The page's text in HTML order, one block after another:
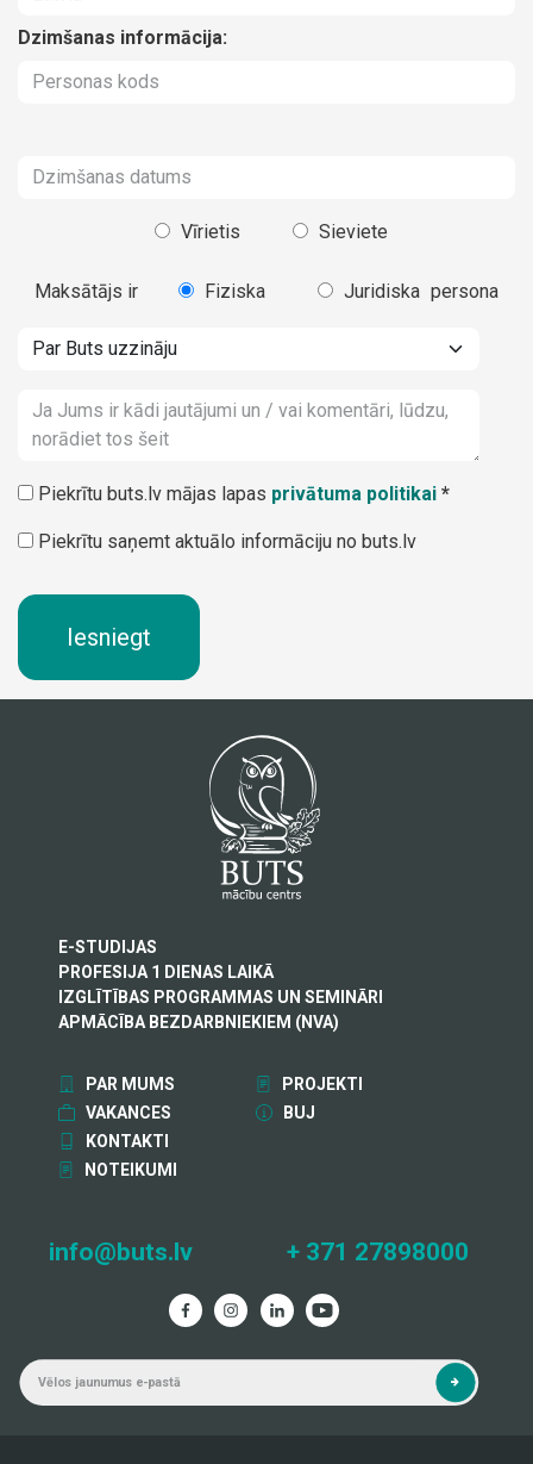
Dzimšanas informācija:
Vīrietis Sieviete
Maksātājs ir Fiziska Juridiska persona
Piekrītu buts.lv mājas lapas privātuma politikai *
Piekrītu saņemt aktuālo informāciju no buts.lv
Iesniegt
E-STUDIJAS
PROFESIJA 1 DIENAS LAIKĀ
IZGLĪTĪBAS PROGRAMMAS UN SEMINĀRI
APMĀCĪBA BEZDARBNIEKIEM (NVA)
PAR MUMS
PROJEKTI
VAKANCES
BUJ
KONTAKTI
NOTEIKUMI
info@buts.lv + 371 27898000